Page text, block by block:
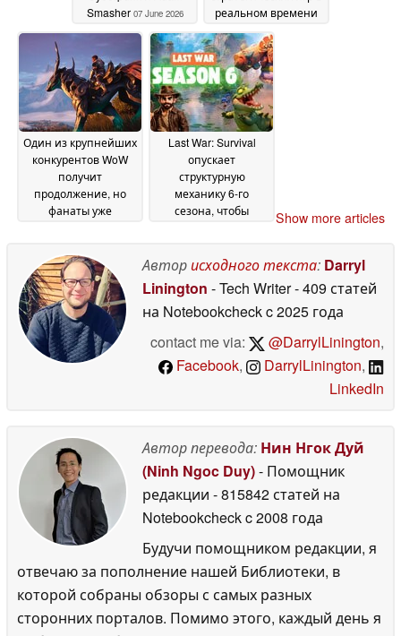
Smasher 07 June 2026
реальном времени
возвращается к
своей самой низкой
за всю историю цене
06 June 2026
Один из крупнейших
конкурентов WoW
получит
продолжение, но
фанаты уже
Last War: Survival
опускает
структурную
механику 6-го
сезона, чтобы
June 2026
Show more articles
Авторисходного текста: Darryl
Linington - Tech Writer- 409 статей
на Notebookcheckc 2025 года
contact me via:
@DarrylLinington,
Facebook, DarrylLinington,
LinkedIn
Автор перевода: Нин Нгок Дуй
(Ninh Ngoc Duy)- Помощник
редакции - 815842 статей на
Notebookcheckc 2008 года
Будучи помощником редакции, я
отвечаю за пополнение нашей Библиотеки, в
которой собраны обзоры с самых разных
сторонних порталов. Помимо этого, каждый день я